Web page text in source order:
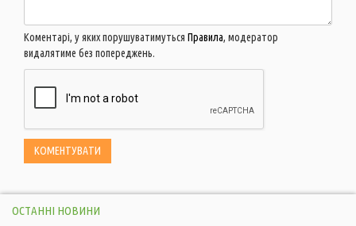
Коментарі, у яких порушуватимуться Правила, модератор
видалятиме без попереджень.
ОСТАННІ НОВИНИ